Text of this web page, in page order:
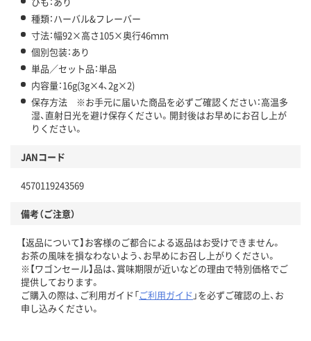
種類：ハーバル&フレーバー
寸法：幅92×高さ105×奥行46ｍｍ
個別包装：あり
単品／セット品：単品
内容量：16g(3g×4、2g×2)
保存方法 ※お手元に届いた商品を必ずご確認ください：高温多
湿、直射日光を避け保存ください。開封後はお早めにお召し上が
りください。
JANコード
4570119243569
備考（ご注意）
【返品について】お客様のご都合による返品はお受けできません。
お茶の風味を損なわないよう、お早めにお召し上がりください。
※【ワゴンセール】品は、賞味期限が近いなどの理由で特別価格でご
提供しております。
ご購入の際は、ご利用ガイド「ご利用ガイド 」を必ずご確認の上、お
申し込みください。